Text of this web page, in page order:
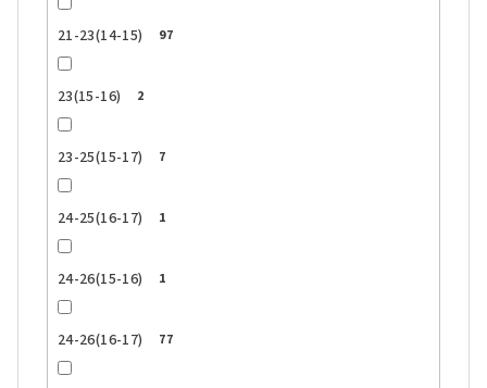
21-23(14-15) 97
23(15-16) 2
23-25(15-17) 7
24-25(16-17) 1
24-26(15-16) 1
24-26(16-17) 77